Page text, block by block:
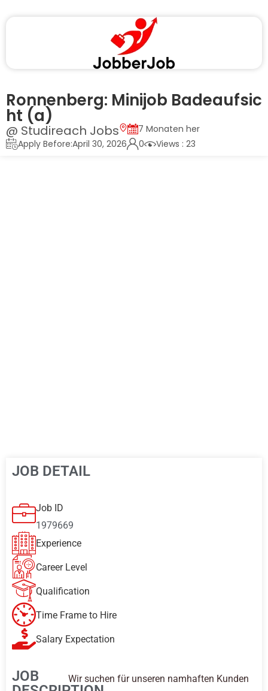
Ronnenberg: Minijob Badeaufsic
ht (a)
@ Studireach Jobs
7 Monaten her
Apply Before:April 30, 2026
0 Views : 23
JOB DETAIL
Job ID
1979669
Experience
Career Level
Qualification
Time Frame to Hire
Salary Expectation
JOB
Wir suchen für unseren namhaften Kunden